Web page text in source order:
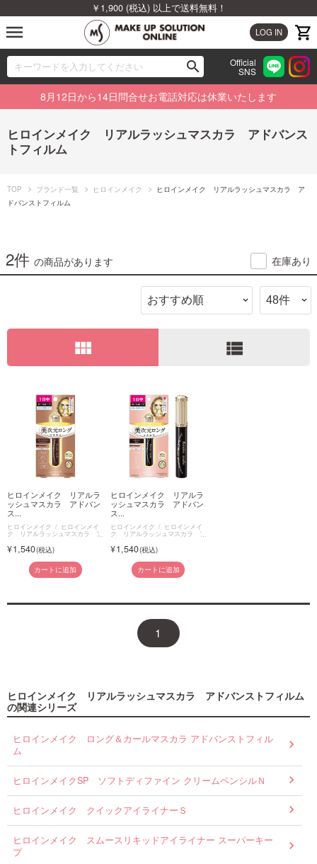
￥1,900 (税込) 以上で送料無料！
LOG IN
menu
search
00
Official
SNS
ブランドから探す
カテゴリから探す
新着商品から探す
ランキングから探す
ビューティジャーナルから探す
ご利用ガイド
ログイン・新規会員登録
8月12日から14日問合せお電話対応は休業いたします
ヒロインメイク リアルラッシュマスカラ アドバンス
トフィルム
TOP ブランド一覧 ヒロインメイク
ヒロインメイク リアルラッシュマスカラ ア
ドバンストフィルム
2件 の商品があります 在庫あり
view_module view_list
ヒロインメイク リアルラ
ッシュマスカラ アドバン
ス...
ヒロインメイク ヒロインメイ
ク リアルラッシュマスカラ ア
ドバンストフィルム
1,540
カートに追加
ヒロインメイク リアルラ
ッシュマスカラ アドバン
ス...
ヒロインメイク ヒロインメイ
ク リアルラッシュマスカラ ア
ドバンストフィルム
1,540
カートに追加
1
ヒロインメイク リアルラッシュマスカラ アドバンストフィルム
の関連シリーズ
ヒロインメイク ロング＆カールマスカラ アドバンストフィル
ム
ヒロインメイクSP ソフトディファイン クリームペンシルＮ
ヒロインメイク クイックアイライナーＳ
ヒロインメイク スムースリキッドアイライナー スーパーキー
プ